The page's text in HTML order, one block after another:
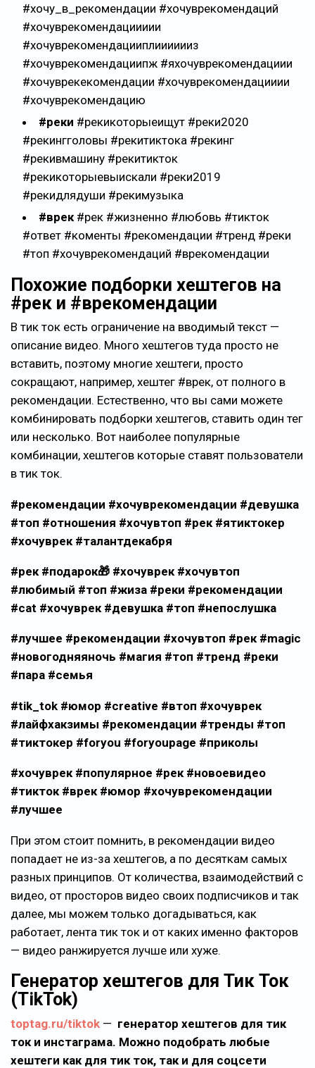
#хочу_в_рекомендации #хочуврекомендаций
#хочуврекомендациииии
#хочуврекомендацииплииииииз
#хочуврекомендациипж #яхочуврекомендациии
#хочуврекекомендации #хочуврекомендацииии
#хочуврекомендацию
#реки #рекикоторыеищут #реки2020
#рекингголовы #рекитиктока #рекинг
#рекивмашину #рекитикток
#рекикоторыевыискали #реки2019
#рекидлядуши #рекимузыка
#врек#рек #жизненно #любовь #тикток
#ответ #коменты #рекомендации #тренд #реки
#топ #хочуврекомендаций #врекомендации
Похожие подборки хештегов на
#рек и #врекомендации
В тик ток есть ограничение на вводимый текст —
описание видео. Много хештегов туда просто не
вставить, поэтому многие хештеги, просто
сокращают, например, хештег #врек, от полного в
рекомендации. Естественно, что вы сами можете
комбинировать подборки хештегов, ставить один тег
или несколько. Вот наиболее популярные
комбинации, хештегов которые ставят пользователи
в тик ток.
#рекомендации #хочуврекомендации #девушка
#топ #отношения #хочувтоп #рек #ятиктокер
#хочуврек #талантдекабря
#рек #подарок🎁 #хочуврек #хочувтоп
#любимый #топ #жиза #реки #рекомендации
#cat #хочуврек #девушка #топ #непослушка
#лучшее #рекомендации #хочувтоп #рек #magic
#новогодняяночь #магия #топ #тренд #реки
#пара #семья
#tik_tok #юмор #creative #втоп #хочуврек
#лайфхакзимы #рекомендации #тренды #топ
#тиктокер #foryou #foryoupage #приколы
#хочуврек #популярное #рек #новоевидео
#тикток #врек #юмор #хочуврекомендации
#лучшее
При этом стоит помнить, в рекомендации видео
попадает не из-за хештегов, а по десяткам самых
разных принципов. От количества, взаимодействий с
видео, от просторов видео своих подписчиков и так
далее, мы можем только догадываться, как
работает, лента тик ток и от каких именно факторов
— видео ранжируется лучше или хуже.
Генератор хештегов для Тик Ток
(TikTok)
toptag.ru/tiktok — генератор хештегов для тик
ток и инстаграма. Можно подобрать любые
хештеги как для тик ток, так и для соцсети